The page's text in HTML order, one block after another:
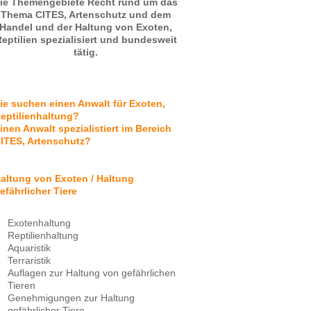
Themengebiete Recht rund um das
Thema CITES, Artenschutz und dem
Handel und der Haltung von Exoten,
spezialisiert und bundesweit
tätig.
suchen einen Anwalt für Exoten,
Anwalt spezialistiert im Bereich
Artenschutz?
von Exoten / Haltung
Tiere
Exotenhaltung
Reptilienhaltung
Aquaristik
Terraristik
Auflagen zur Haltung von gefährlichen
Tieren
Genehmigungen zur Haltung